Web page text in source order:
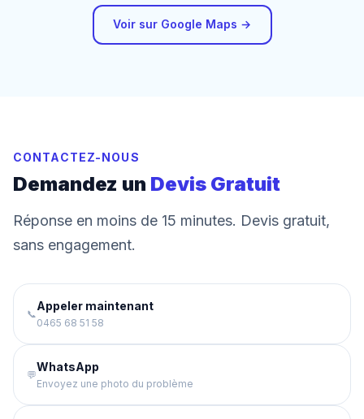
Voir sur Google Maps →
CONTACTEZ-NOUS
Demandez un Devis Gratuit
Réponse en moins de 15 minutes. Devis gratuit,
sans engagement.
📞
Appeler maintenant
0465 68 51 58
💬
WhatsApp
Envoyez une photo du problème